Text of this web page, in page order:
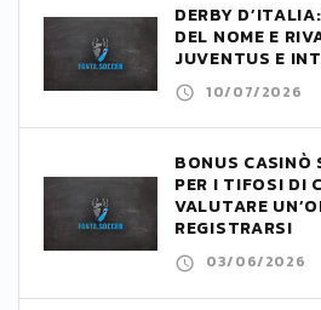
DERBY
DEL NOME E
JUVENTUS E
10/07/2026
BONUS CASINÒ
PER I TIFOSI DI
VALUTARE
REGISTRARSI
03/06/2026